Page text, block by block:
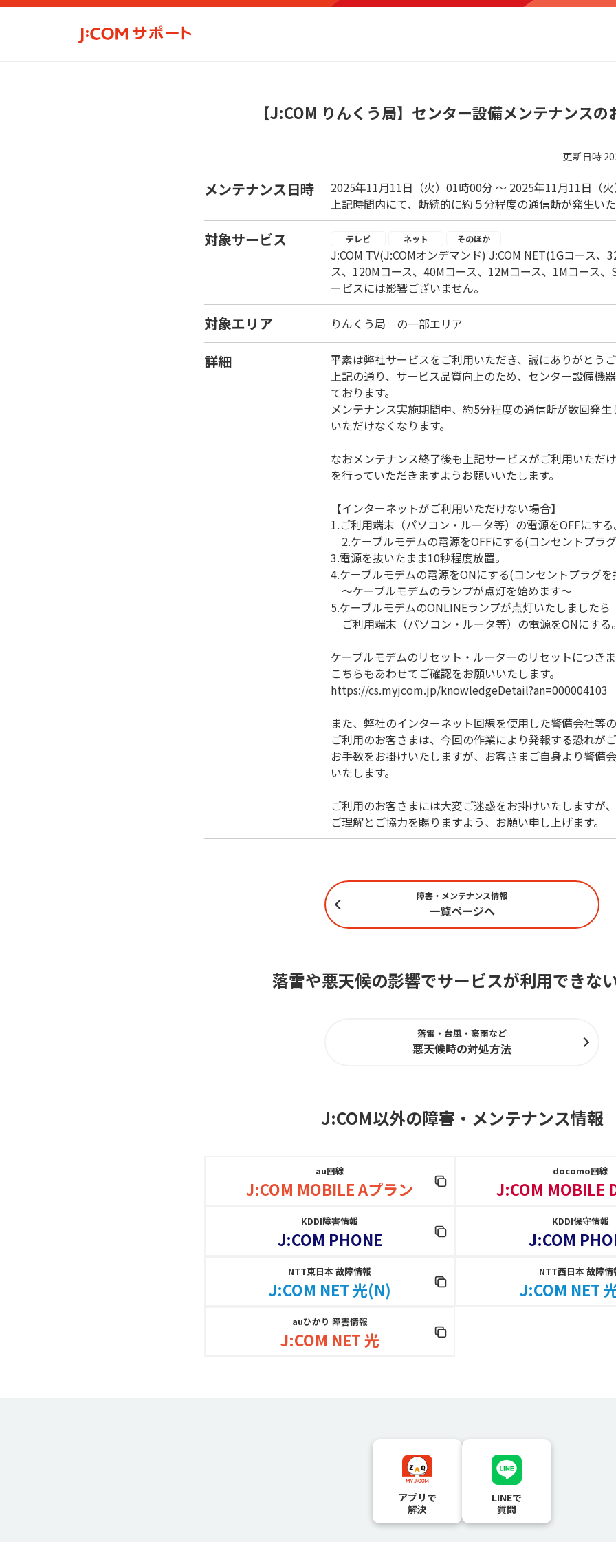
【J:COM りんくう局】センター設備メンテナンスの
更新日時
メンテナンス日時
2025年11月11日（火）01時00分 ～ 2025年11月11日（
上記時間内にて、断続的に約５分程度の通信断が発生いた
対象サービス テレビ ネット そのほか
J:COM TV(J:COMオンデマンド) J:COM NET(1Gコース、
ス、120Mコース、40Mコース、12Mコース、1Mコース
ービスには影響ございません。
対象エリア りんくう局 の一部エリア
詳細
平素は弊社サービスをご利用いただき、誠にありがとうご
上記の通り、サービス品質向上のため、センター設備機
ております。
メンテナンス実施期間中、約5分程度の通信断が数回発
いただけなくなります。
なおメンテナンス終了後も上記サービスがご利用いただ
を行っていただきますようお願いいたします。
【インターネットがご利用いただけない場合】
1.ご利用端末（パソコン・ルータ等）の電源をOFFにする
2.ケーブルモデムの電源をOFFにする(コンセントプラグ
3.電源を抜いたまま10秒程度放置。
4.ケーブルモデムの電源をONにする(コンセントプラグを
～ケーブルモデムのランプが点灯を始めます～
5.ケーブルモデムのONLINEランプが点灯いたしましたら
ご利用端末（パソコン・ルータ等）の電源をONにする。
ケーブルモデムのリセット・ルーターのリセットにつきま
こちらもあわせてご確認をお願いいたします。
https://cs.myjcom.jp/knowledgeDetail?an=000004103
また、弊社のインターネット回線を使用した警備会社等
ご利用のお客さまは、今回の作業により発報する恐れが
お手数をお掛けいたしますが、お客さまご自身より警備
いたします。
ご利用のお客さまには大変ご迷惑をお掛けいたしますが、
ご理解とご協力を賜りますよう、お願い申し上げます。
障害・メンテナンス情報
一覧ページへ
落雷や悪天候の影響でサービスが利用できな
落雷・台風・豪雨など
悪天候時の対処方法
J:COM以外の障害 ・ メンテナンス情報
au回線
J:COM MOBILE Aプラン
docomo回線
J:COM MOBILE
KDDI障害情報
J:COM PHONE
KDDI保守情報
J:COM
NTT東日本 故障情報
J:COM NET 光(N)
NTT西日本 故障情
J:COM NET
auひかり 障害情報
J:COM NET 光
アプリで
解決
LINEで
質問